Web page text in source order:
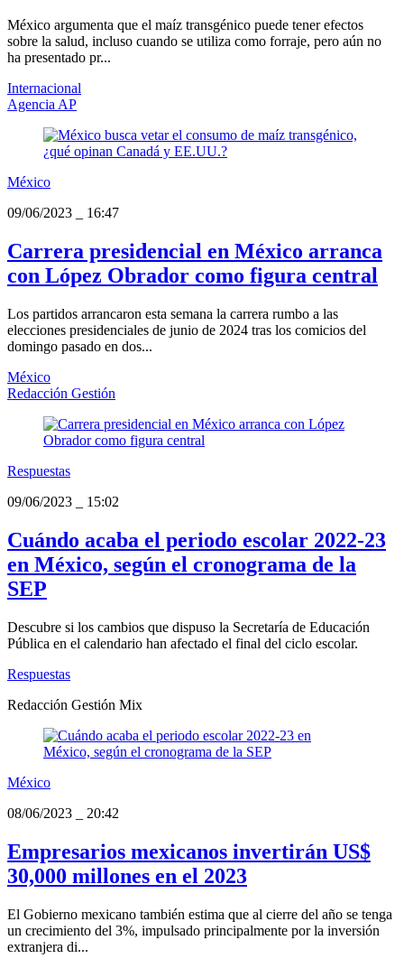
México argumenta que el maíz transgénico puede tener efectos
sobre la salud, incluso cuando se utiliza como forraje, pero aún no
ha presentado pr...
Internacional
Agencia AP
México
09/06/2023
16:47
Carrera presidencial en México arranca
con López Obrador como figura central
Los partidos arrancaron esta semana la carrera rumbo a las
elecciones presidenciales de junio de 2024 tras los comicios del
domingo pasado en dos...
México
Redacción Gestión
Respuestas
09/06/2023
15:02
Cuándo acaba el periodo escolar 2022-23
en México, según el cronograma de la
SEP
Descubre si los cambios que dispuso la Secretaría de Educación
Pública en el calendario han afectado el final del ciclo escolar.
Respuestas
Redacción Gestión Mix
México
08/06/2023
20:42
Empresarios mexicanos invertirán US$
30,000 millones en el 2023
El Gobierno mexicano también estima que al cierre del año se tenga
un crecimiento del 3%, impulsado principalmente por la inversión
extranjera di...